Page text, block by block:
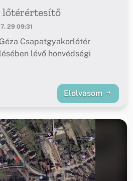
lőtérértesítő
29 09:31
Csapatgyakorlótér
lévő honvédségi
Elolvasom